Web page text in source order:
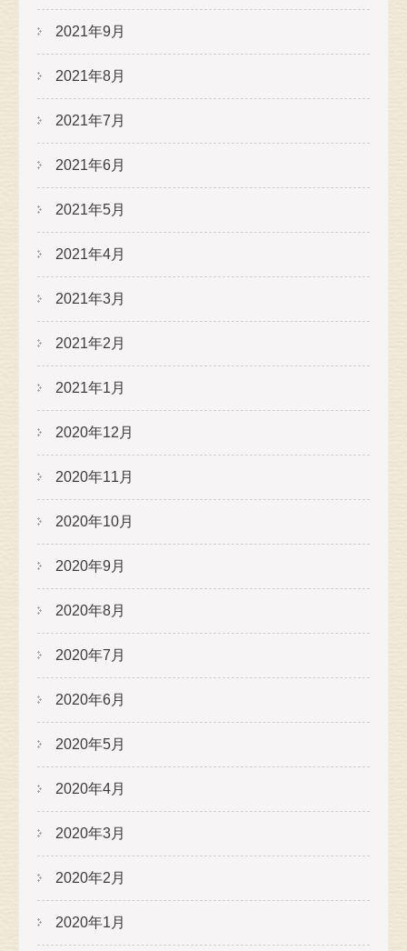
2021年9月
2021年8月
2021年7月
2021年6月
2021年5月
2021年4月
2021年3月
2021年2月
2021年1月
2020年12月
2020年11月
2020年10月
2020年9月
2020年8月
2020年7月
2020年6月
2020年5月
2020年4月
2020年3月
2020年2月
2020年1月